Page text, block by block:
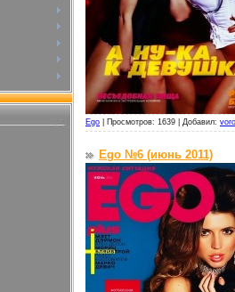
Ego Просмотров: 1639 | Добавил:
Ego №6 (июнь 2011)